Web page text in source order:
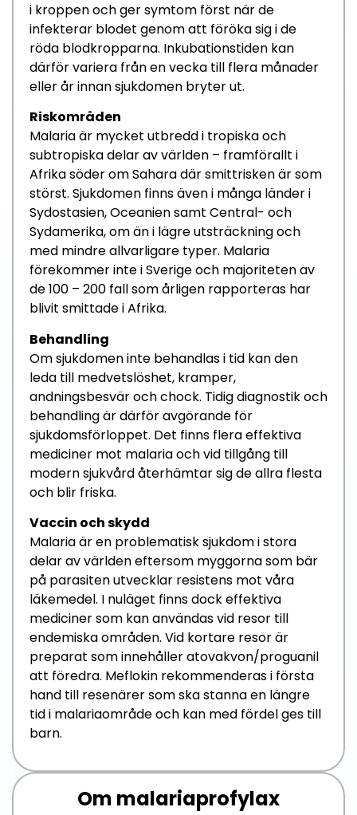
i kroppen och ger symtom först när de
infekterar blodet genom att föröka sig i de
röda blodkropparna. Inkubationstiden kan
därför variera frånenvecka till flera månader
eller årinnan sjukdomen bryter ut.
Riskområden
Malariaär mycket utbredd i tropiska och
subtropiska delar av världen – framförallt i
Afrikasöder om Saharadär smittrisken är som
störst. Sjukdomen finnsäven i många länder i
Sydostasien, Oceanien samt Central- och
Sydamerika,om än i lägre utsträckning och
med mindre allvarligare typer. Malaria
förekommerinte i Sverigeoch majoriteten av
de100 – 200 fall somårligen rapporteras har
blivit smittade i Afrika.
Behandling
Om sjukdomen inte behandlas i tid kan den
leda till medvetslöshet, kramper,
andningsbesvär och chock. Tidig diagnostik och
behandlingärdärföravgörande för
sjukdomsförloppet. Det finns flera effektiva
mediciner mot malariaoch vid tillgång till
modernsjukvårdåterhämtar sig de allra flesta
och blir friska.
Vaccin och skydd
Malariaär en problematisk sjukdom i stora
delar av världen eftersom myggorna som bär
på parasiten utvecklar resistens mot våra
läkemedel. I nuläget finns dock effektiva
medicinersom kan användas vid resor till
endemiska områden. Vid kortare resor är
preparat som innehålleratovakvon/proguanil
att föredra. Meflokin rekommenderas i första
hand till resenärer som ska stanna en längre
tid i malariaområde och kan med fördel ges till
barn.
Om malariaprofylax